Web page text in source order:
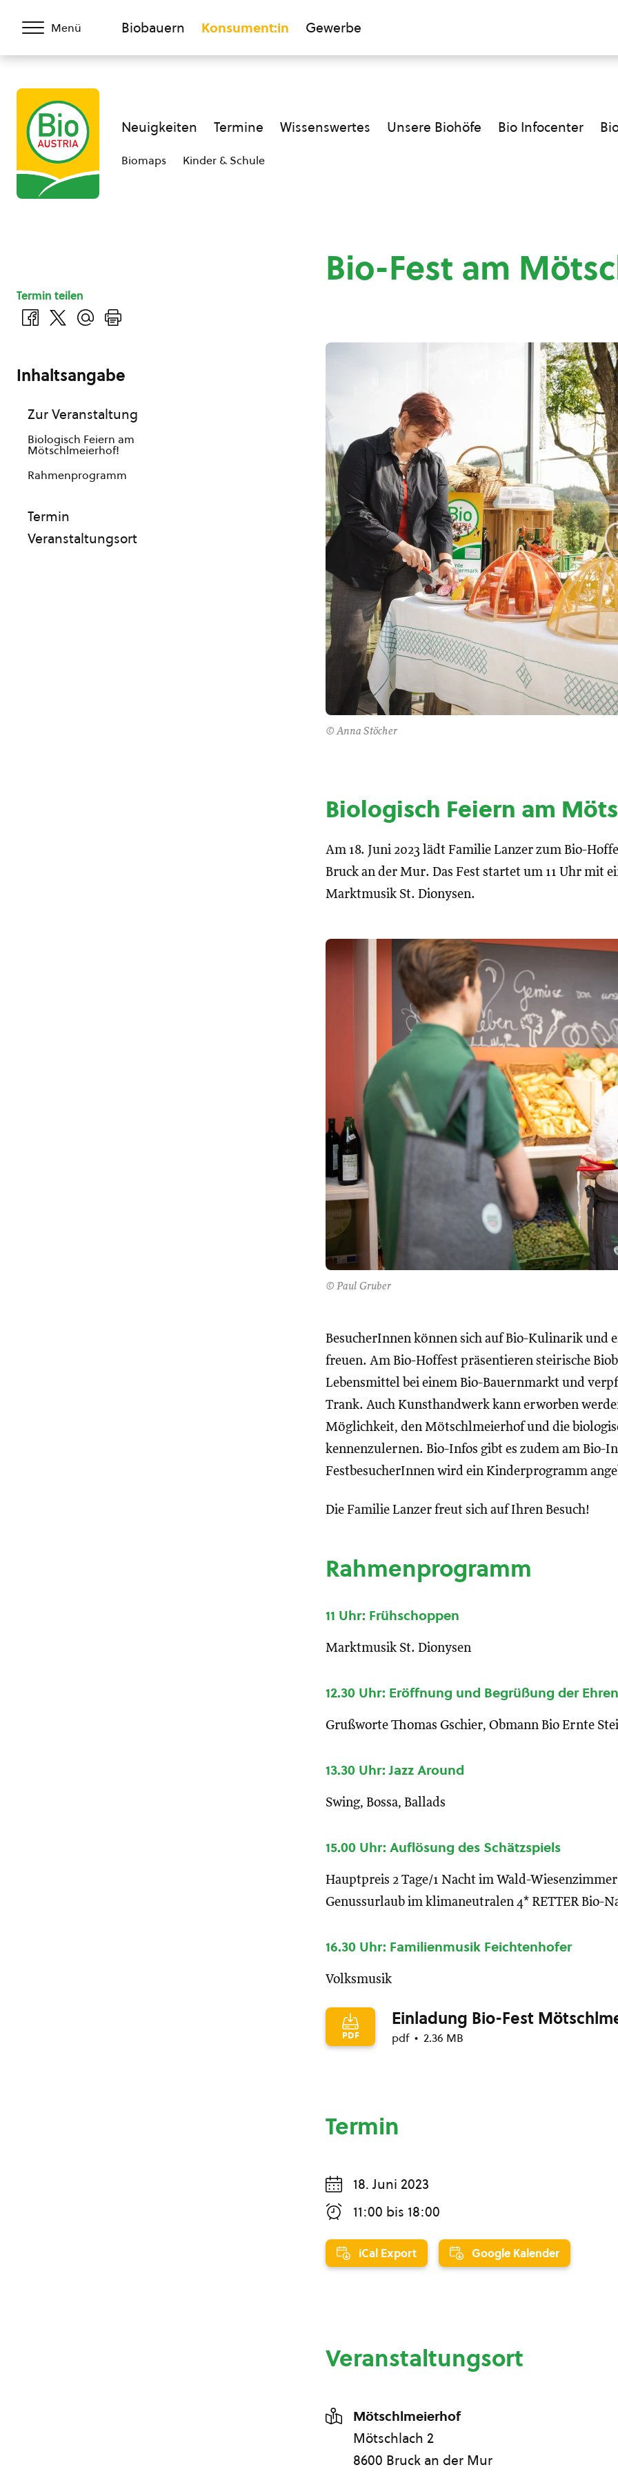
Menü Biobauern Konsument:in Gewerbe
Neuigkeiten Termine Wissenswertes Unsere Biohöfe Bio Infocenter
Biomaps Kinder & Schule
Bio-Fest am
© Anna Stöcher
Biologisch Feiern am
Am 18. Juni 2023 lädt Familie Lanzer zum Bio-
Bruck an der Mur. Das Fest startet um 11 Uhr mit
Marktmusik St. Dionysen.
© Paul Gruber
BesucherInnen können sich auf Bio-Kulinarik und
freuen. Am Bio-Hoffest präsentieren steirische
Lebensmittel bei einem Bio-Bauernmarkt und
Trank. Auch Kunsthandwerk kann erworben
Möglichkeit, den Mötschlmeierhof und die
kennenzulernen. Bio-Infos gibt es zudem am Bio-
FestbesucherInnen wird ein Kinderprogramm
Die Familie Lanzer freut sich auf Ihren Besuch!
Rahmenprogramm
11 Uhr: Frühschoppen
Marktmusik St. Dionysen
12.30 Uhr: Eröffnung und Begrüßung der
Grußworte Thomas Gschier, Obmann Bio Ernte
13.30 Uhr: Jazz Around
Swing, Bossa, Ballads
15.00 Uhr: Auflösung des Schätzspiels
Hauptpreis 2 Tage/1 Nacht im Wald-Wiesenzimmer
Genussurlaub im klimaneutralen 4* RETTER Bio-
16.30 Uhr: Familienmusik Feichtenhofer
Volksmusik
PDF
Einladung Bio-Fest
pdf 2.36 MB
Termin
18. Juni 2023
11:00 bis 18:00
iCal Export Google Kalender
Veranstaltungsort
Mötschlmeierhof
Mötschlach 2
8600 Bruck an der Mur
Termin teilen
Inhaltsangabe
Zur Veranstaltung
Biologisch Feiern am
Mötschlmeierhof!
Rahmenprogramm
Termin
Veranstaltungsort